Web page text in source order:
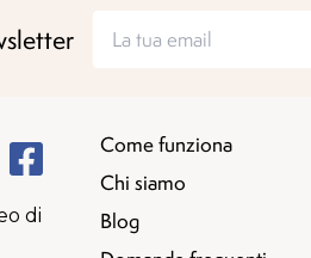
Come funziona
Chi siamo
Blog
di